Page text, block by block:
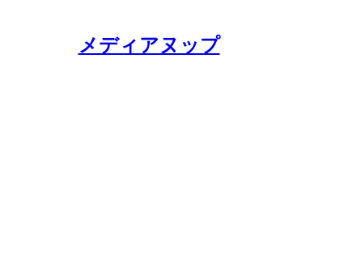
メディアヌップ